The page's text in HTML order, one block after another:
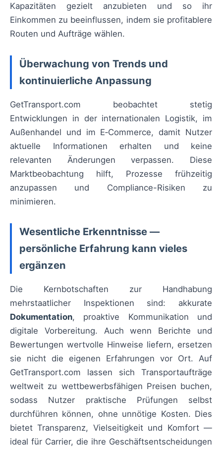
Kapazitäten gezielt anzubieten und so ihr
Einkommen zu beeinflussen, indem sie profitablere
Routen und Aufträge wählen.
Überwachung von Trends und
kontinuierliche Anpassung
GetTransport.com beobachtet stetig
Entwicklungen in der internationalen Logistik, im
Außenhandel und im E‑Commerce, damit Nutzer
aktuelle Informationen erhalten und keine
relevanten Änderungen verpassen. Diese
Marktbeobachtung hilft, Prozesse frühzeitig
anzupassen und Compliance-Risiken zu
minimieren.
Wesentliche Erkenntnisse —
persönliche Erfahrung kann vieles
ergänzen
Die Kernbotschaften zur Handhabung
mehrstaatlicher Inspektionen sind: akkurate
Dokumentation, proaktive Kommunikation und
digitale Vorbereitung. Auch wenn Berichte und
Bewertungen wertvolle Hinweise liefern, ersetzen
sie nicht die eigenen Erfahrungen vor Ort. Auf
GetTransport.com lassen sich Transportaufträge
weltweit zu wettbewerbsfähigen Preisen buchen,
sodass Nutzer praktische Prüfungen selbst
durchführen können, ohne unnötige Kosten. Dies
bietet Transparenz, Vielseitigkeit und Komfort —
ideal für Carrier, die ihre Geschäftsentscheidungen